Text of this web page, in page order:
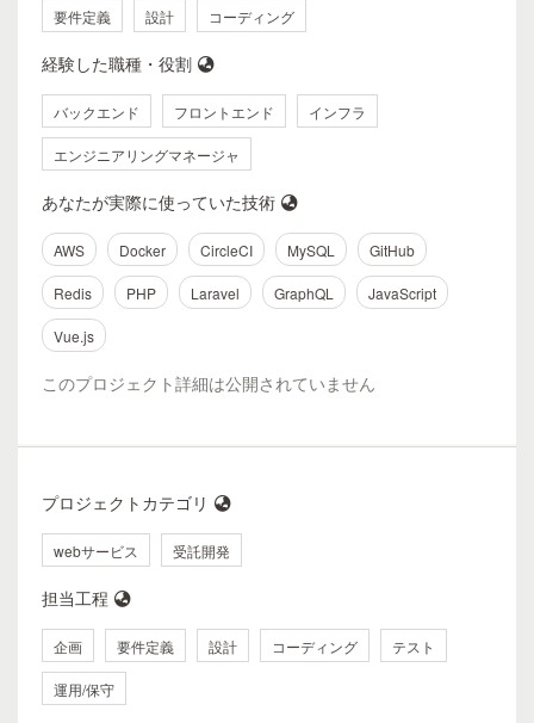
要件定義 設計 コーディング
経験した職種・役割
バックエンド フロントエンド インフラ
エンジニアリングマネージャ
あなたが実際に使っていた技術
AWS Docker CircleCI MySQL GitHub
Redis PHP Laravel GraphQL JavaScript
Vue.js
このプロジェクト詳細は公開されていません
プロジェクトカテゴリ
webサービス 受託開発
担当工程
企画 要件定義 設計 コーディング テスト
運用/保守